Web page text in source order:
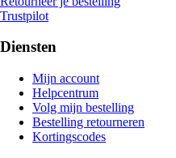
Trustpilot
Diensten
Mijn account
Helpcentrum
Volg mijn bestelling
Bestelling retourneren
Kortingscodes